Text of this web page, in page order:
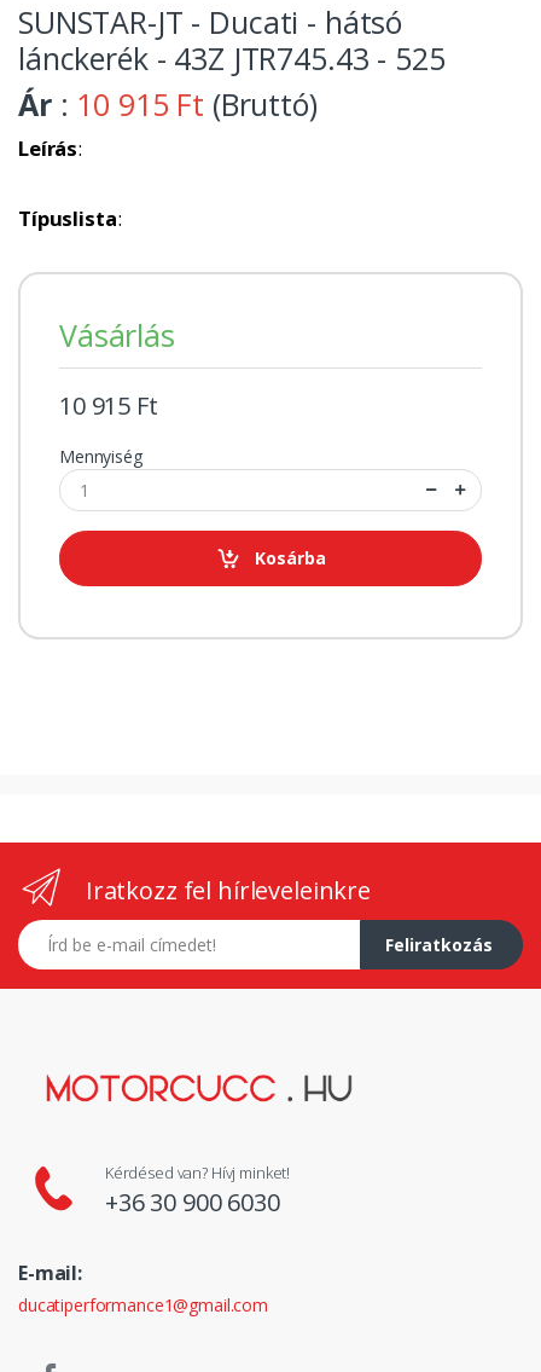
SUNSTAR-JT - Ducati - hátsó
lánckerék - 43Z JTR745.43 - 525
Ár : 10 915 Ft (Bruttó)
Leírás:
Típuslista:
Vásárlás
10 915 Ft
Mennyiség
Kosárba
Iratkozz fel hírleveleinkre
E-mail címed
Feliratkozás
Kérdésed van? Hívj minket!
+36 30 900 6030
E-mail:
ducatiperformance1@gmail.com